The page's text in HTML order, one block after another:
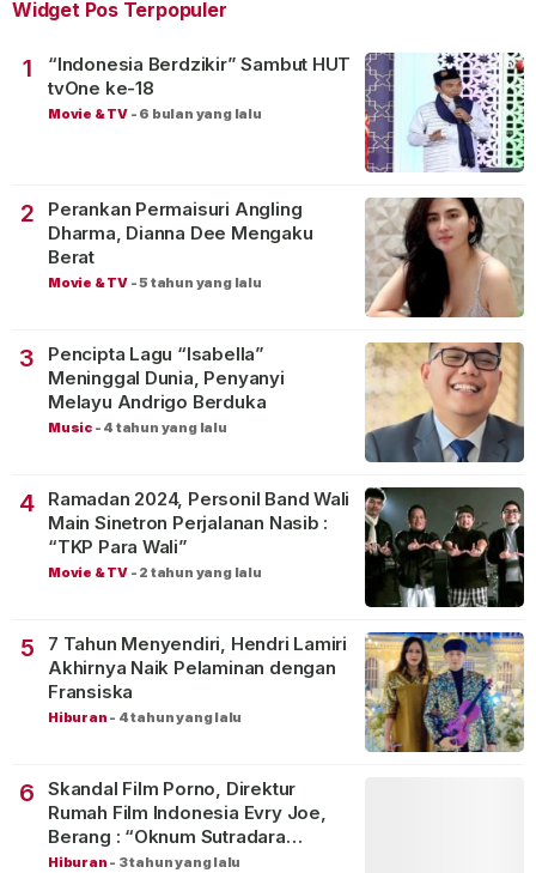
Widget Pos Terpopuler
1
“Indonesia Berdzikir” Sambut HUT
tvOne ke-18
Movie & TV - 6 bulan yang lalu
2
Perankan Permaisuri Angling
Dharma, Dianna Dee Mengaku
Berat
Movie & TV -5 tahun yang lalu
3
Pencipta Lagu “Isabella”
Meninggal Dunia, Penyanyi
Melayu Andrigo Berduka
Music - 4 tahun yang lalu
4
Ramadan 2024, Personil Band Wali
Main Sinetron Perjalanan Nasib :
“TKP Para Wali”
Movie & TV - 2 tahun yang lalu
5
7 Tahun Menyendiri, Hendri Lamiri
Akhirnya Naik Pelaminan dengan
Fransiska
Hiburan - 4 tahun yang lalu
6
Skandal Film Porno, Direktur
Rumah Film Indonesia Evry Joe,
Berang : “Oknum Sutradara
Merusak Perfilman Indonesia”!
Hiburan - 3 tahun yang lalu